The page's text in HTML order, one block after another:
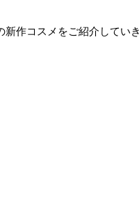
作コスメをご紹介してい